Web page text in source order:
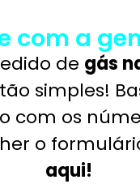
com a
de gás
simples!
com os
o
aqui!